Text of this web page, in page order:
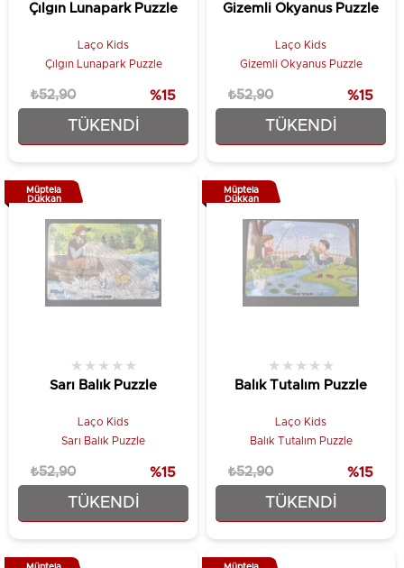
TÜKENDI
Çılgın Lunapark Puzzle
Laço Kids
Çılgın Lunapark Puzzle
₺44,90
₺52,90 %15
TÜKENDI
Gizemli Okyanus Puzzle
Laço Kids
Gizemli Okyanus Puzzle
₺44,90
₺52,90 %15
TÜKENDI
Sarı Balık Puzzle
★ ★ ★ ★ ★
Laço Kids
Sarı Balık Puzzle
₺44,90
₺52,90 %15
Müptela
Dükkan
TÜKENDI
Balık Tutalım Puzzle
★ ★ ★ ★ ★
Laço Kids
Balık Tutalım Puzzle
₺44,90
₺52,90 %15
Müptela
Dükkan